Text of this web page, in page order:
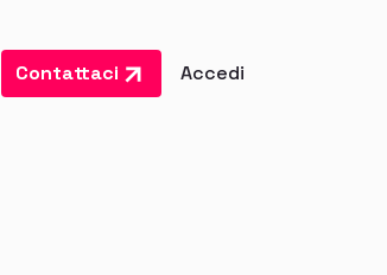
Contattaci Accedi